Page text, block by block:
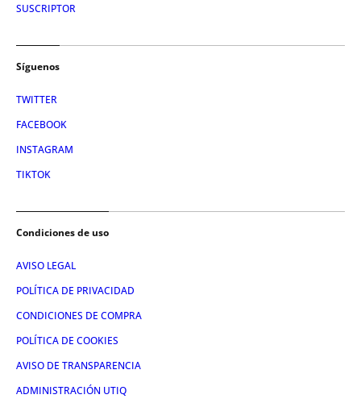
SUSCRIPTOR
Síguenos
TWITTER
FACEBOOK
INSTAGRAM
TIKTOK
Condiciones de uso
AVISO LEGAL
POLÍTICA DE PRIVACIDAD
CONDICIONES DE COMPRA
POLÍTICA DE COOKIES
AVISO DE TRANSPARENCIA
ADMINISTRACIÓN UTIQ